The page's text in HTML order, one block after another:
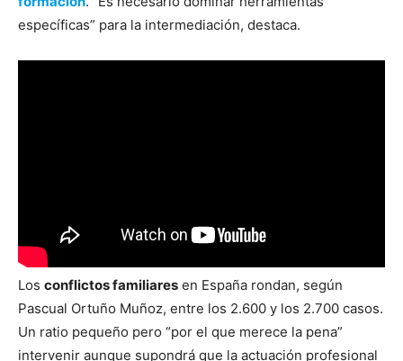
específicas” para la intermediación, destaca.
Los conflictos familiares en España rondan, según
Pascual Ortuño Muñoz, entre los 2.600 y los 2.700 casos.
Un ratio pequeño pero “por el que merece la pena”
intervenir aunque supondrá que la actuación profesional